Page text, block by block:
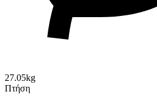
27.05kg
Πτήση